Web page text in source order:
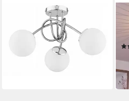
LICHT-ERLEBNISSE
Deckenleuchte KAIDA
106,95 €
lieferbar in 4 Wochen
-
in